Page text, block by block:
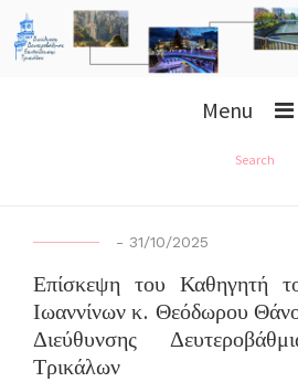
Menu
Search
- 31/10/2025
Επίσκεψη του Καθηγητή
Ιωαννίνων κ. Θεόδωρου
Διεύθυνσης
Τρικάλων